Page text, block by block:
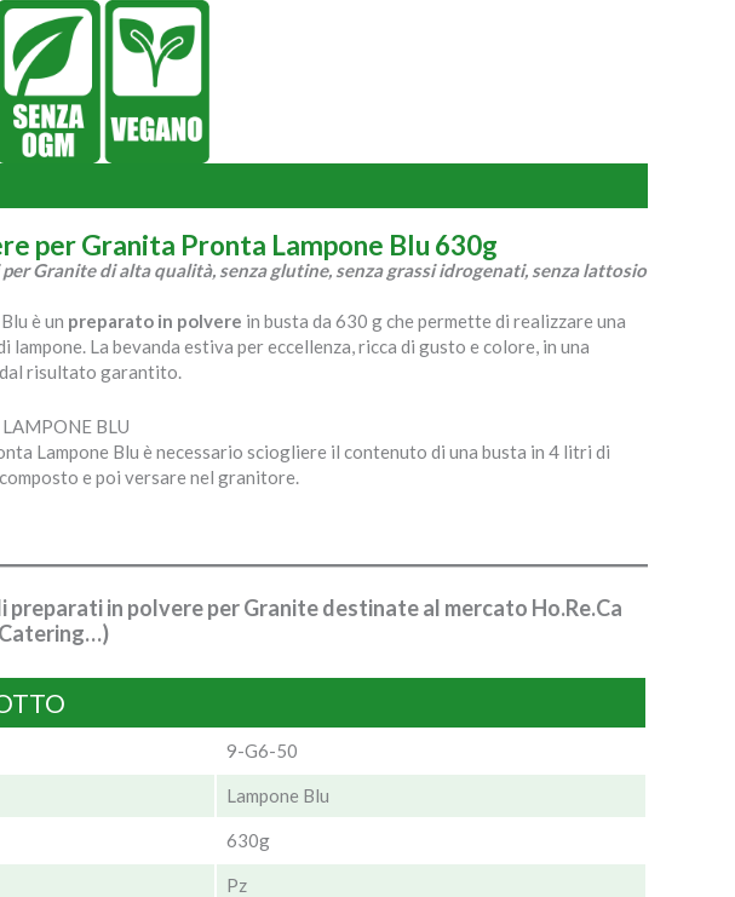
per Granita Pronta Lampone Blu 630g
Granite di alta qualità, senza glutine, senza grassi idrogenati, senza lattosio
è un preparato in polvere in busta da 630 g che permette di realizzare una
La bevanda estiva per eccellenza, ricca di gusto e colore, in una
risultato garantito.
BLU
Lampone Blu è necessario sciogliere il contenuto di una busta in 4 litri di
e poi versare nel granitore.
preparati in polvere per Granite destinate al mercato Ho.Re.Ca
9-G6-50
Lampone Blu
630g
Pz